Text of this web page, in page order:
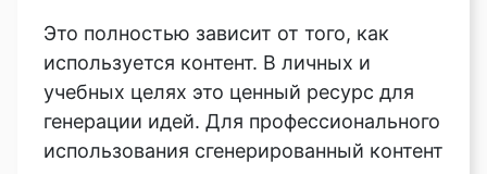
Это полностью зависит от того, как
используется контент. В личных и
учебных целях это ценный ресурс для
генерации идей. Для профессионального
использования сгенерированный контент